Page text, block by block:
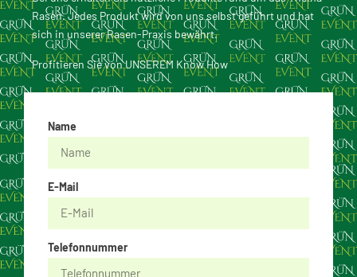
Rasen. Jedes Produkt wird von uns selbst geführt und hat
sich in unserer Rasen-Praxis bewährt.
Profitieren Sie von UNSEREM Know How
Name
E-Mail
Telefonnummer